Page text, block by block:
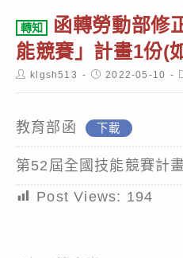
轉知
函轉勞動部修
能競賽」計畫1份(
Postklgsh513
Post2022-05-10
教育部函 下載
第52屆全國技能競賽計畫
Post Views: 194